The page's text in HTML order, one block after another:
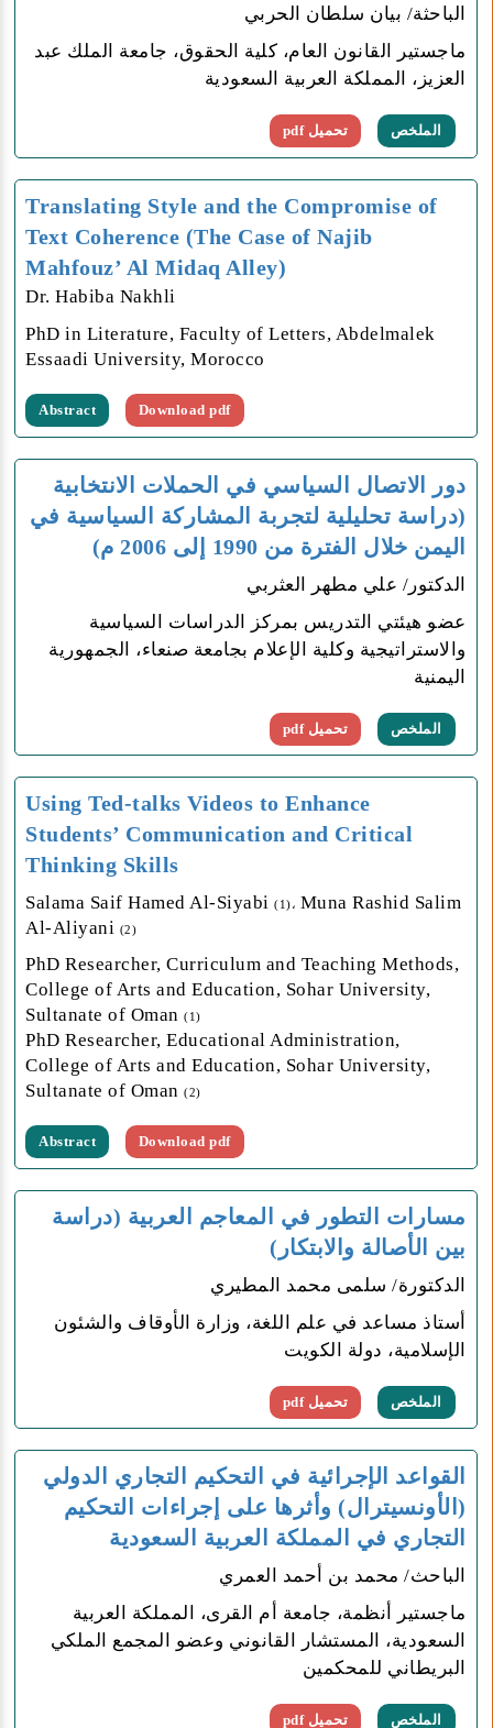
الباحثة/ بيان سلطان الحربي
ماجستير القانون العام، كلية الحقوق، جامعة الملك عبد
العزيز، المملكة العربية السعودية
الملخص تحميل pdf
Translating Style and the Compromise of
Text Coherence (The Case of Najib
Mahfouz’ Al Midaq Alley)
Dr. Habiba Nakhli
PhD in Literature, Faculty of Letters, Abdelmalek
Essaadi University, Morocco
Abstract Download pdf
دور الاتصال السياسي في الحملات الانتخابية
(دراسة تحليلية لتجربة المشاركة السياسية في
اليمن خلال الفترة من 1990 إلى 2006 م)
الدكتور/ علي مطهر العثربي
عضو هيئتي التدريس بمركز الدراسات السياسية
والاستراتيجية وكلية الإعلام بجامعة صنعاء، الجمهورية
اليمنية
الملخص تحميل pdf
Using Ted-talks Videos to Enhance
Students’ Communication and Critical
Thinking Skills
Salama Saif Hamed Al-Siyabi(1)، Muna Rashid Salim
Al-Aliyani (2)
PhD Researcher, Curriculum and Teaching Methods,
College of Arts and Education, Sohar University,
Sultanate of Oman(1)
PhD Researcher, Educational Administration,
College of Arts and Education, Sohar University,
Sultanate of Oman(2)
Abstract Download pdf
مسارات التطور في المعاجم العربية (دراسة
بين الأصالة والابتكار)
الدكتورة/ سلمى محمد المطيري
أستاذ مساعد في علم اللغة، وزارة الأوقاف والشئون
الإسلامية، دولة الكويت
الملخص تحميل pdf
القواعد الإجرائية في التحكيم التجاري الدولي
(الأونسيترال) وأثرها على إجراءات التحكيم
التجاري في المملكة العربية السعودية
الباحث/ محمد بن أحمد العمري
ماجستير أنظمة، جامعة أم القرى، المملكة العربية
السعودية، المستشار القانوني وعضو المجمع الملكي
البريطاني للمحكمين
الملخص تحميل pdf